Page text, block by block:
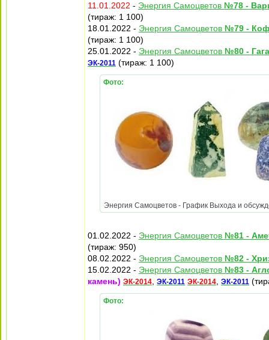
11.01.2022 - Энергия Самоцветов №78 -
(тираж: 1 100)
18.01.2022 - Энергия Самоцветов №79 -
(тираж: 1 100)
25.01.2022 - Энергия Самоцветов №80 -
ЭК-2011 (тираж: 1 100)
Фото:
Энергия Самоцветов - График Выхода и
01.02.2022 - Энергия Самоцветов №81 -
(тираж: 950)
08.02.2022 - Энергия Самоцветов №82 -
15.02.2022 - Энергия Самоцветов №83 -
камень) ЭК-2014 ЭК-2011 ЭК-2014 ЭК-2011
Фото: